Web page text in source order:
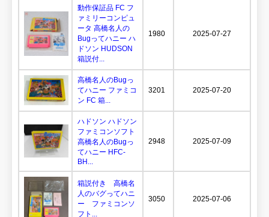
動作保証品 FC フ
ァミリーコンピュ
ータ 高橋名人の
Bugってハニー ハ
ドソン HUDSON
箱説付...
1980 2025-07-27
高橋名人のBugっ
てハニー ファミコ
ン FC 箱...
3201 2025-07-20
ハドソン ハドソン
ファミコンソフト
高橋名人のBugっ
てハニー HFC-
BH...
2948 2025-07-09
箱説付き 高橋名
人のバグってハニ
ー ファミコンソ
フト...
3050 2025-07-06